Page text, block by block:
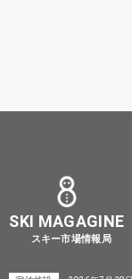
SKI MAGAGINE
スキー市場情報局